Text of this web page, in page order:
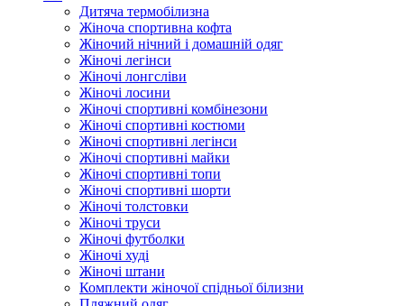
Дитяча термобілизна
Жіноча спортивна кофта
Жіночий нічний і домашній одяг
Жіночі легінси
Жіночі лонгсліви
Жіночі лосини
Жіночі спортивні комбінезони
Жіночі спортивні костюми
Жіночі спортивні легінси
Жіночі спортивні майки
Жіночі спортивні топи
Жіночі спортивні шорти
Жіночі толстовки
Жіночі труси
Жіночі футболки
Жіночі худі
Жіночі штани
Комплекти жіночої спідньої білизни